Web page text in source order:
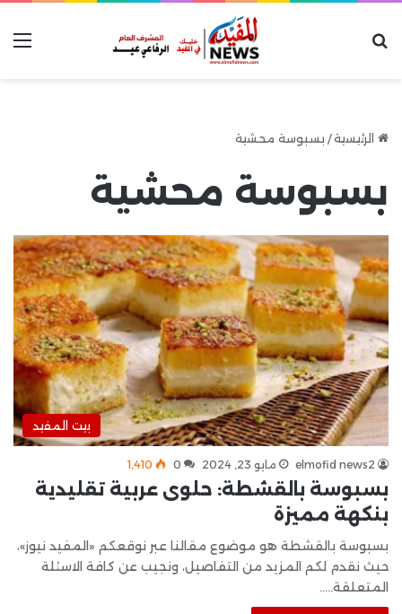
الرئيسية/ بسبوسة محشية
بسبوسة محشية
بيت المفيد
elmofid news2 مايو 23, 2024 0 1٬410
بسبوسة بالقشطة: حلوى عربية تقليدية
بنكهة مميزة
بسبوسة بالقشطة هو موضوع مقالنا عبر نوقعكم «المفيد نيوز»،
حيث نقدم لكم المزيد من التفاصيل، ونجيب عن كافة الاسئلة
المتعلقة..…